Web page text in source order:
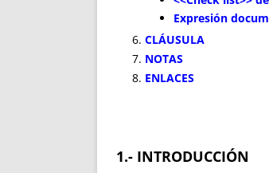
Expresión
CLÁUSULA
NOTAS
ENLACES
1.- INTRODUCCIÓN